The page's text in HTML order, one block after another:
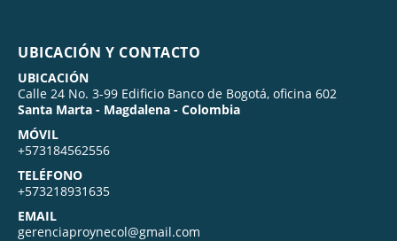
UBICACIÓN Y CONTACTO
UBICACIÓN
Calle 24 No. 3-99 Edificio Banco de Bogotá, oficina 602
Santa Marta - Magdalena - Colombia
MÓVIL
+573184562556
TELÉFONO
+573218931635
EMAIL
gerenciaproynecol@gmail.com